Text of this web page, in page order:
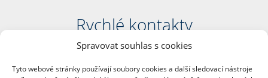
Spravovat souhlas s cookies
Tyto webové stránky používají soubory cookies a další sledovací nástroje
Rychlé kontakty
Filozofická fakulta
nám. Jana Palacha 1/2